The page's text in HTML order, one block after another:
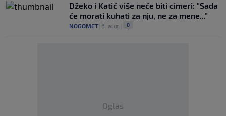
Džeko i Katić više neće biti cimeri: "Sada
će morati kuhati za nju, ne za mene..."
NOGOMET 6. aug. 0
Oglas